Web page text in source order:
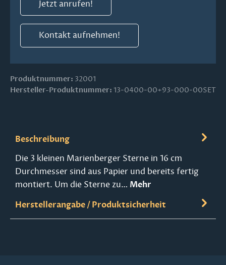
Jetzt anrufen!
Kontakt aufnehmen!
Produktnummer: 32001
Hersteller-Produktnummer: 13-0400-00+93-000-00SET
Beschreibung
Die 3 kleinen Marienberger Sterne in 16 cm
Durchmesser sind aus Papier und bereits fertig
montiert. Um die Sterne zu… Mehr
Herstellerangabe / Produktsicherheit